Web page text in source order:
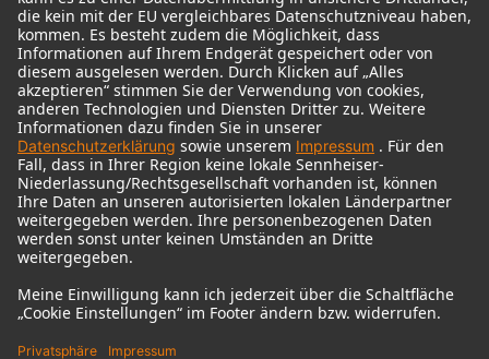
© 2018 - 2026Georg Neumann GmbH
Impressum
Nutzungsbedingungen
Datenschutz
AGB
Widerrufsrecht